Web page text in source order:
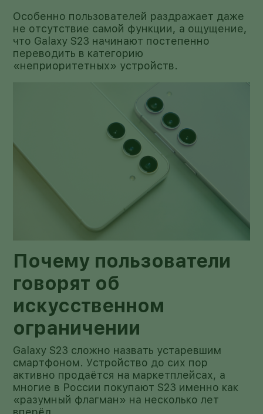
Особенно пользователей раздражает даже
не отсутствие самой функции, а ощущение,
что Galaxy S23 начинают постепенно
переводить в категорию
«неприоритетных» устройств.
Почему пользователи
говорят об
искусственном
ограничении
Galaxy S23 сложно назвать устаревшим
смартфоном. Устройство до сих пор
активно продаётся на маркетплейсах, а
многие в России покупают S23 именно как
«разумный флагман» на несколько лет